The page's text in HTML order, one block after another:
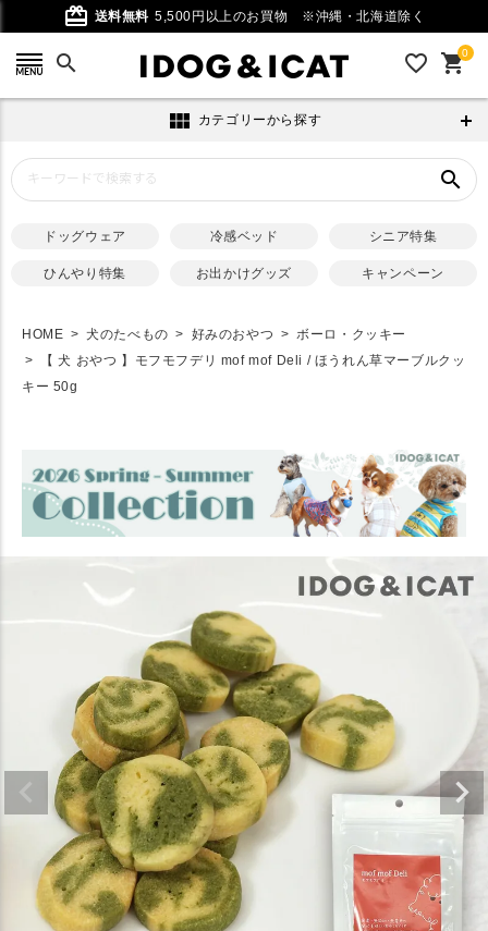
card_giftcard 送料無料 5,500円以上のお買物 ※沖縄・北海道除く
search favorite_outline 0
shopping_cart
view_module カテゴリーから探す
search
ドッグウェア 冷感ベッド シニア特集
ひんやり特集 お出かけグッズ キャンペーン
HOME 犬のたべもの 好みのおやつ
ボーロ・クッキー
【 犬 おやつ 】モフモフデリ mof mof Deli / ほうれん草マーブルクッ
キー 50g